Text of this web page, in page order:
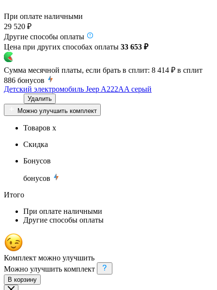
При оплате наличными
29 520 ₽
Другие способы оплаты
Цена при других способах оплаты 33 653 ₽
Сумма месячной платы, если брать в сплит: 8 414 ₽ в сплит
886 бонусов
Детский электромобиль Jeep A222AA серый
Удалить
Можно улучшить комплект
Товаров x
Скидка
Бонусов
бонусов
Итого
При оплате наличными
Другие способы оплаты
Комплект можно улучшить
Можно улучшить комплект
В корзину